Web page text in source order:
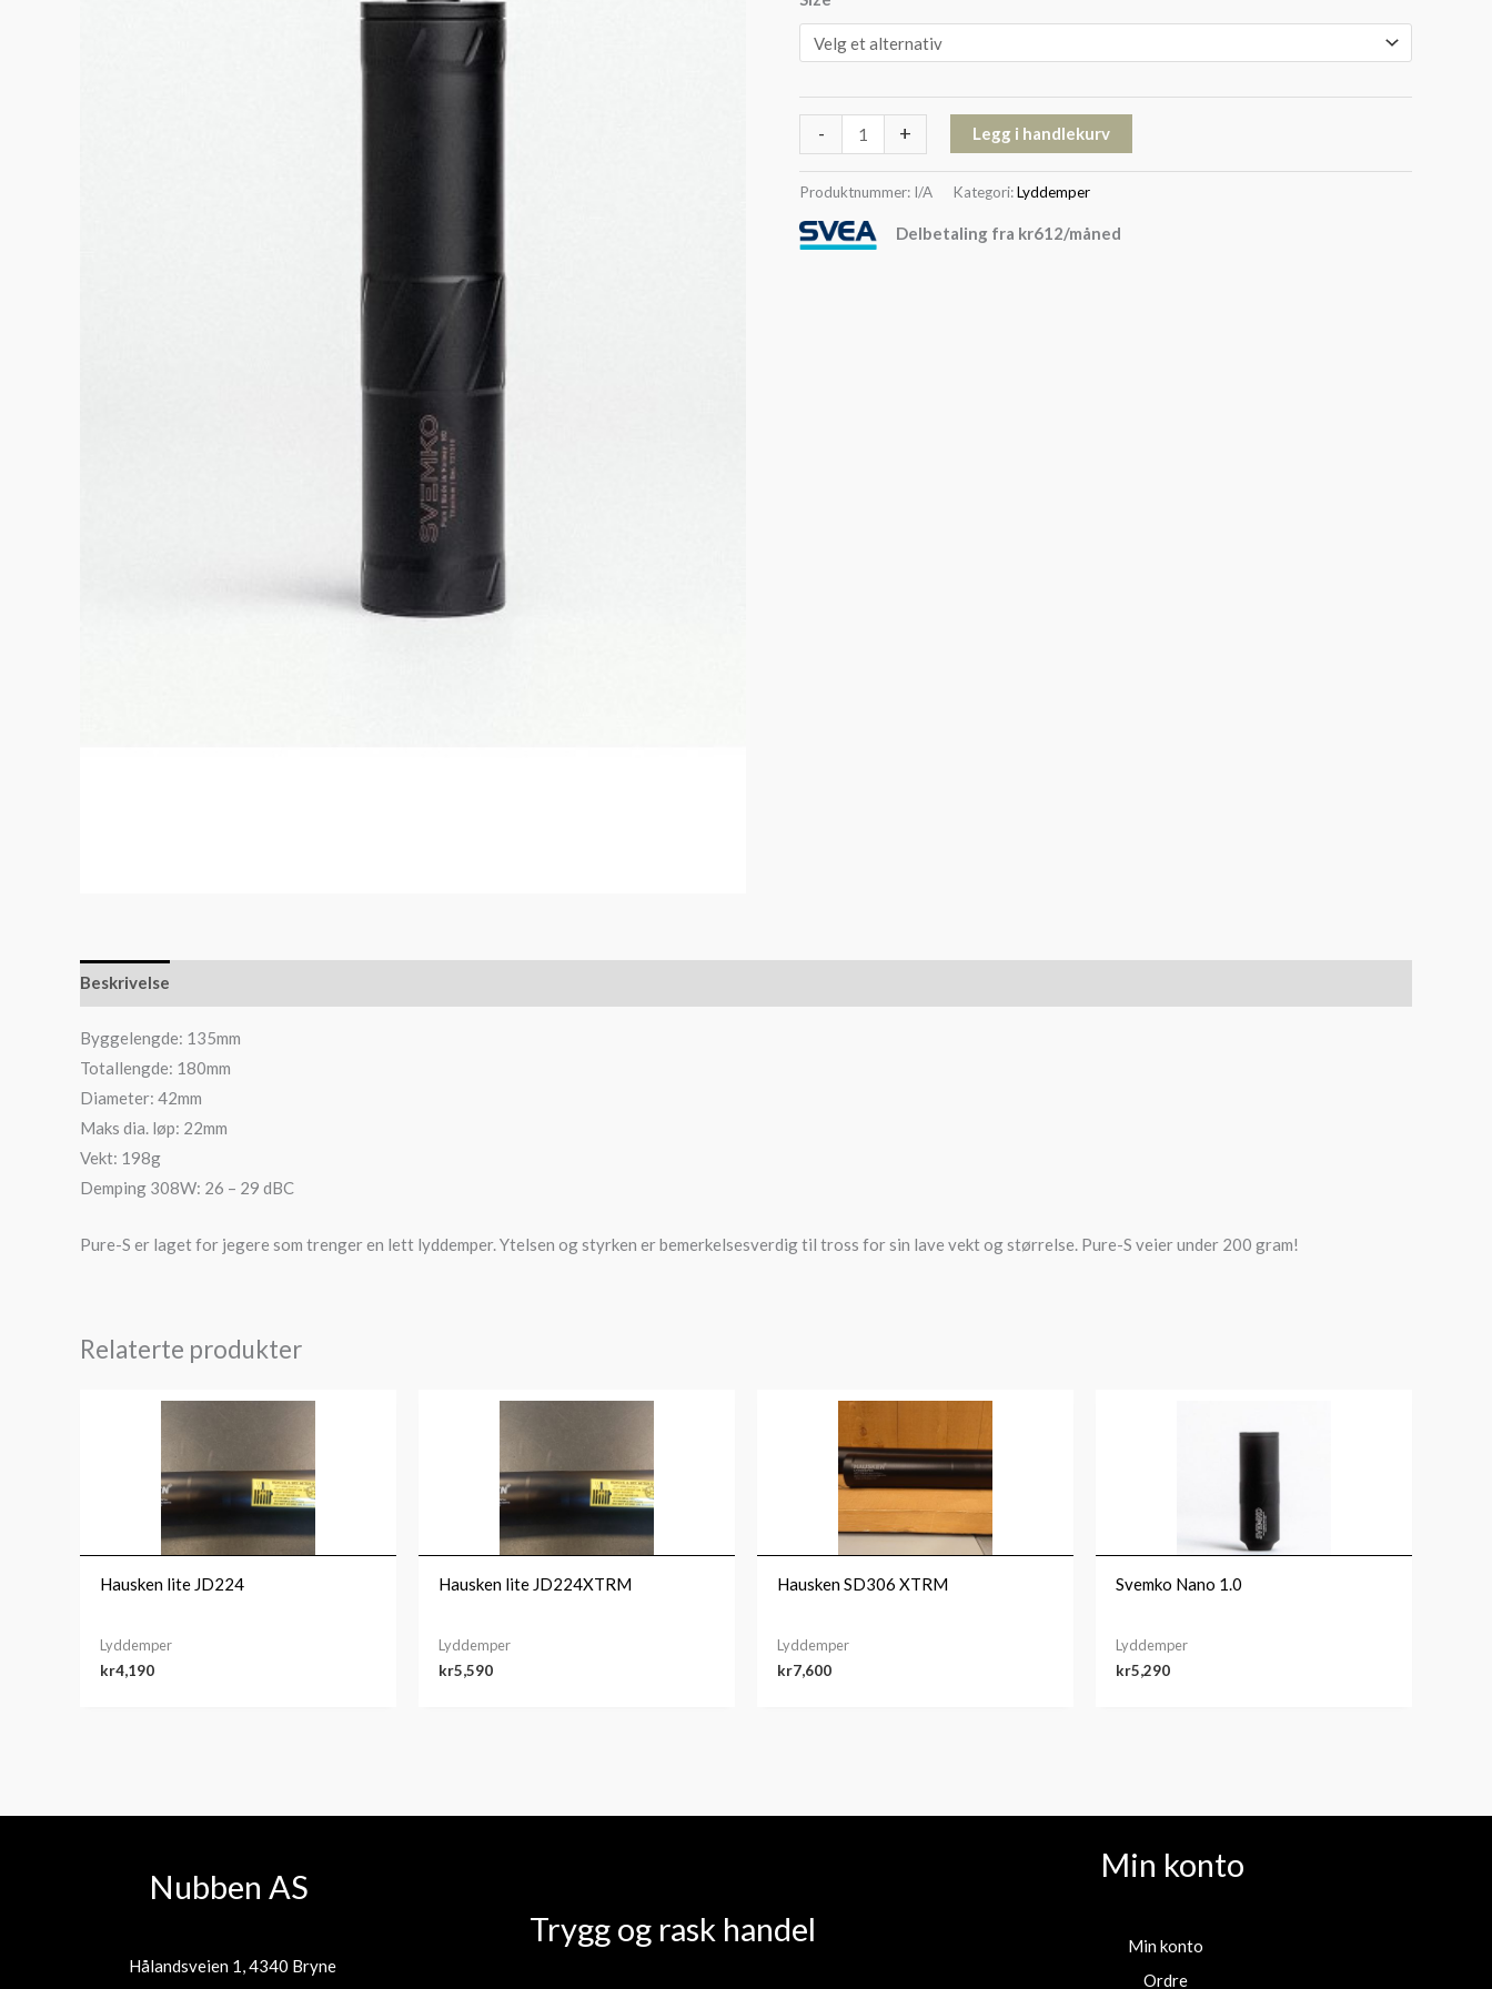
- + Legg i handlekurv
Produktnummer: I/A Kategori:Lyddemper
Delbetaling fra kr612/måned
Beskrivelse
Byggelengde: 135mm
Totallengde: 180mm
Diameter: 42mm
Maks dia. løp: 22mm
Vekt: 198g
Demping 308W: 26 – 29 dBC
Pure-S er laget for jegere som trenger en lett lyddemper. Ytelsen og styrken er bemerkelsesverdig til tross for sin lave vekt og størrelse. Pure-S veier under 200 gram!
Relaterte produkter
Hausken lite JD224
Lyddemper
kr4,190
Hausken lite JD224XTRM
Lyddemper
kr5,590
Hausken SD306 XTRM
Lyddemper
kr7,600
Svemko Nano 1.0
Lyddemper
kr5,290
Nubben AS
Hålandsveien 1, 4340 Bryne
Trygg og rask handel
Min konto
Min konto
Ordre